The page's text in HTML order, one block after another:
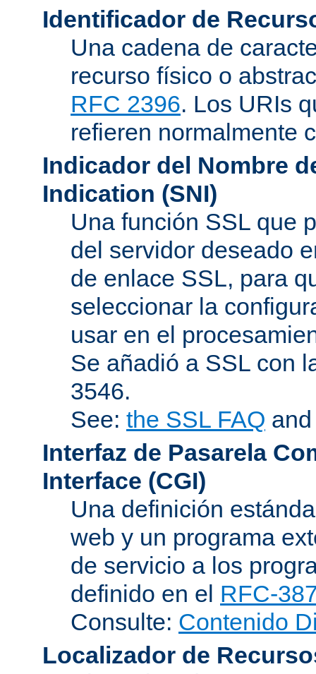
Identificador de
Una cadena de
recurso físico o
RFC 2396. Los URIs
refieren normalmente
Indicador del Nombre
Indication (SNI)
Una función SSL que
del servidor deseado
de enlace SSL, para
seleccionar la
usar en el
Se añadió a SSL con
3546.
See: the SSL FAQ
Interfaz de Pasarela
Interface (CGI)
Una definición
web y un programa
de servicio a los
definido en el RFC-
Consulte: Contenido
Localizador de